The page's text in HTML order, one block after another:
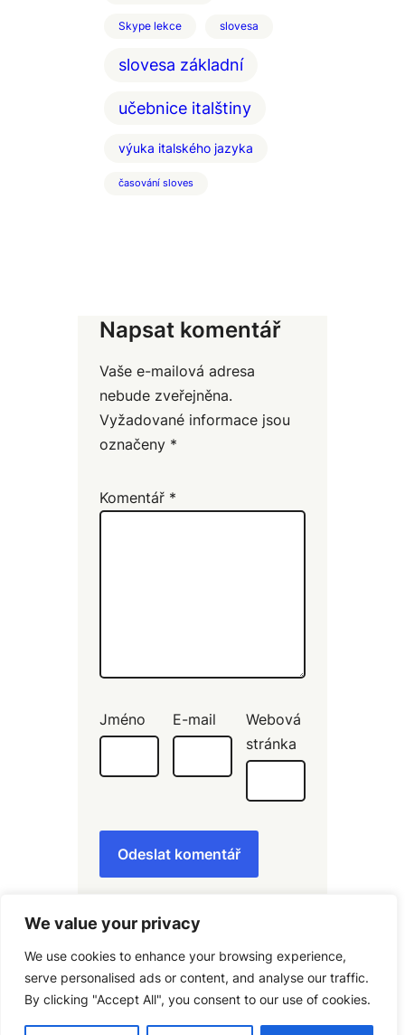
We value your privacy
We use cookies to enhance your browsing experience,
serve personalised ads or content, and analyse our traffic.
By clicking "Accept All", you consent to our use of cookies.
Skype lekce slovesa
slovesa základní
učebnice italštiny
výuka italského jazyka
časování sloves
Napsat komentář
Vaše e-mailová adresa
nebude zveřejněna.
Vyžadované informace jsou
označeny *
Komentář *
Jméno E-mail
Webová
stránka
Copyright Italstina-Vigato, 2005 – 2025